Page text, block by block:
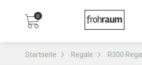
0
Startseite Regale R300 Regal